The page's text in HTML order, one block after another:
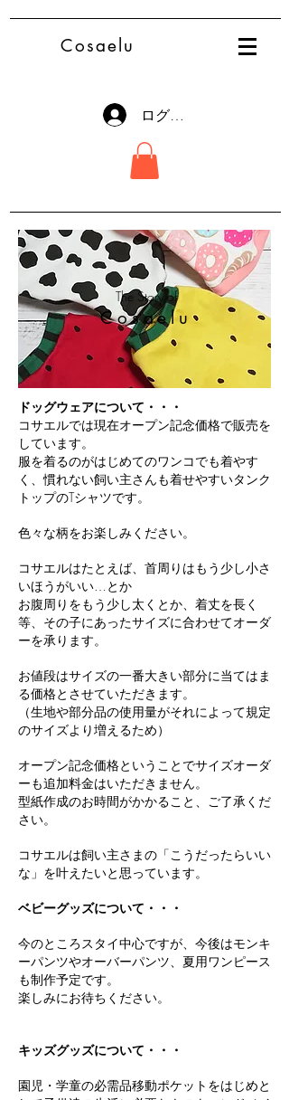
Cosaelu
ログイン
The Story of
Cosaelu
ドッグウェアについて・・・
​コサエルでは現在オープン記念価格で販売を
しています。
服を着るのがはじめてのワンコでも着やす
く、慣れない飼い主さんも着せやすいタンク
トップのTシャツです。
色々な柄をお楽しみください。
​コサエルはたとえば、首周りはもう少し小さ
いほうがいい…とか
お腹周りをもう少し太くとか、着丈を長く
等、その子にあったサイズに合わせてオーダ
ーを承ります。
お値段はサイズの一番大きい部分に当てはま
る価格とさせていただきます。
（生地や部分品の使用量がそれによって規定
のサイズより増えるため）
オープン記念価格ということでサイズオーダ
ーも追加料金はいただきません。
型紙作成のお時間がかかること、ご了承くだ
さい。
​コサエルは飼い主さまの「こうだったらいい
な」を叶えたいと思っています。
ベビーグッズについて・・・
今のところスタイ中心ですが、今後はモンキ
ーパンツやオーバーパンツ、夏用ワンピース
も制作予定です。
楽しみにお待ちください。
キッズグッズについて・・・
園児・学童の必需品移動ポケットをはじめと